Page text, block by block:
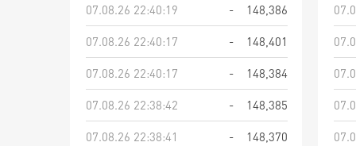
07.08.26 22:40:19
-
148,386
07.08.26 22:40:17
-
148,401
07.08.26 22:40:17
-
148,384
07.08.26 22:38:42
-
148,385
07.08.26 22:38:41
-
148,370